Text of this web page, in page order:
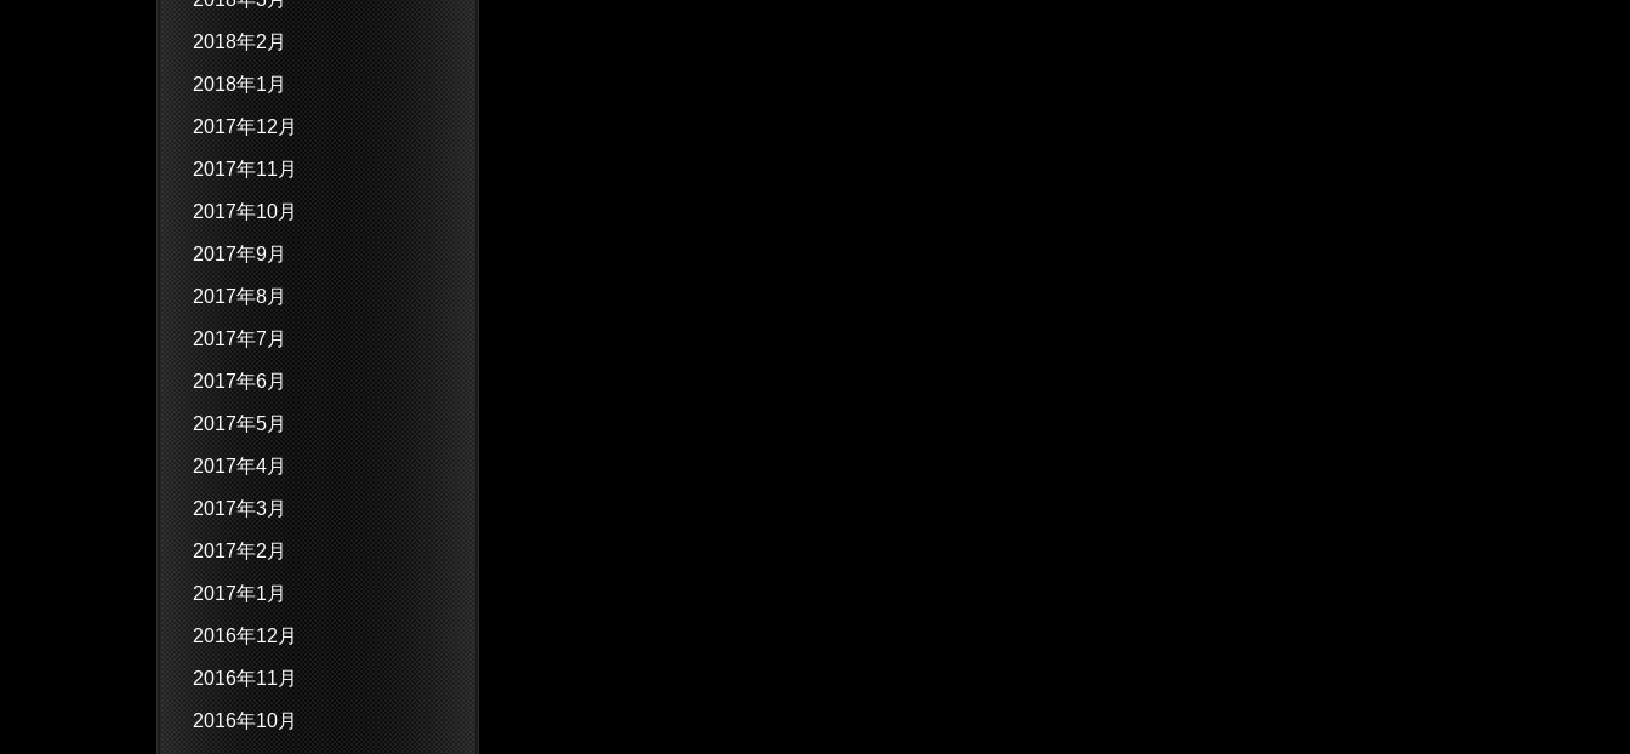
2018年2月
2018年1月
2017年12月
2017年11月
2017年10月
2017年9月
2017年8月
2017年7月
2017年6月
2017年5月
2017年4月
2017年3月
2017年2月
2017年1月
2016年12月
2016年11月
2016年10月